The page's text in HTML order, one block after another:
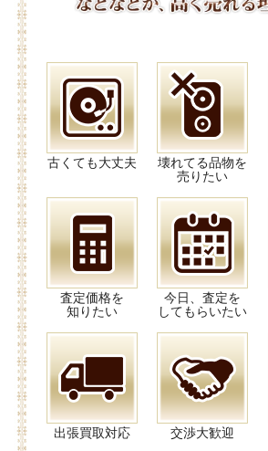
古くても大丈夫
壊れてる品物を
売りたい
査定価格を
知りたい
今日、査定を
してもらいたい
出張買取対応 交渉大歓迎